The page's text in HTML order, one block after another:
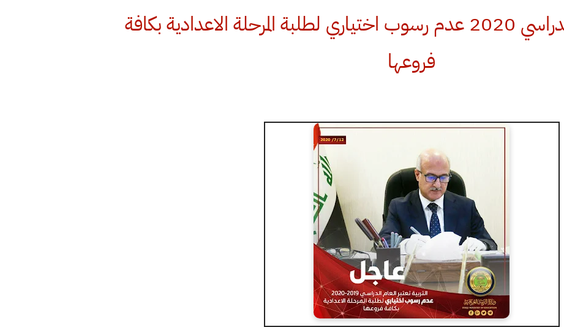
التربية تعتبر العام الدراسي 2020 عدم رسوب اختياري لطلبة المرحلة الاعدادية بكافة
فروعها